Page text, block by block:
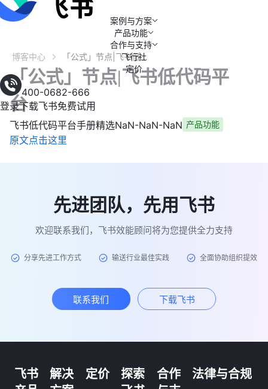
案例与方案
产品功能
合作与支持
飞行社
定价
400-0682-666
登录下载飞书免费试用
博客中心 「公式」节点|飞书低代码平台
「公式」节点|飞书低代码平
台
飞书低代码平台手册精选NaN-NaN-NaN 产品功能
原文点击这里
先进团队，先用飞书
欢迎联系我们，飞书效能顾问将为您提供全力支持
分享先进工作方式 输送行业最佳实践 全面协助组织提效
联系我们 下载飞书
飞书
解决
定价
探索
合作
法律与合规